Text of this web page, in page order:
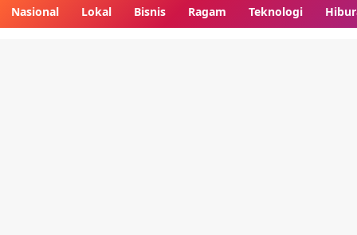
Nasional Lokal Bisnis Ragam Teknologi